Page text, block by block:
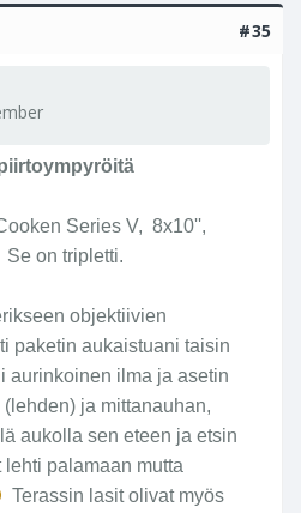
#35
Series V, 8x10'',
on tripletti.
objektiivien
paketin aukaistuani taisin
aurinkoinen ilma ja asetin
ja mittanauhan,
aukolla sen eteen ja etsin
palamaan mutta
Terassin lasit olivat myös